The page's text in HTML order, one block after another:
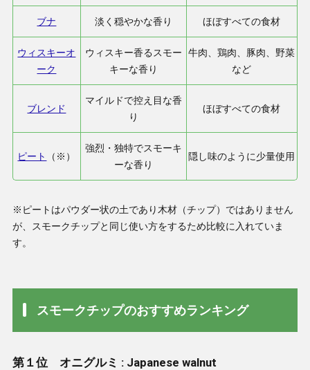
ブナ 淡く穏やかな香り ほぼすべての食材
ウィスキーオ
ーク
ウィスキー香るスモー
キーな香り
牛肉、鶏肉、豚肉、野菜
など
ブレンド
マイルドで控え目な香
り
ほぼすべての食材
ピート （※）
強烈・独特でスモーキ
ーな香り
隠し味のように少量使用
※ピートはパウダー状の土であり木材（チップ）ではありません
が、スモークチップと同じ使い方をするため比較に入れていま
す。
スモークチップのおすすめランキング
第１位 オニグルミ : Japanese walnut